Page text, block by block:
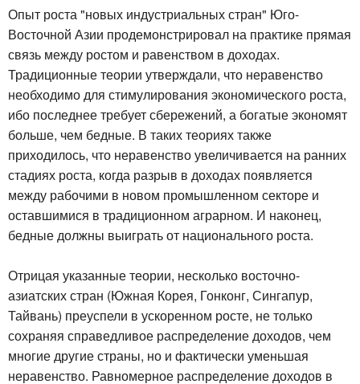
Опыт роста "новых индустриальных стран" Юго-
Восточной Азии продемонстрировал на практике прямая
связь между ростом и равенством в доходах.
Традиционные теории утверждали, что неравенство
необходимо для стимулирования экономического роста,
ибо последнее требует сбережений, а богатые экономят
больше, чем бедные. В таких теориях также
приходилось, что неравенство увеличивается на ранних
стадиях роста, когда разрыв в доходах появляется
между рабочими в новом промышленном секторе и
оставшимися в традиционном аграрном. И наконец,
бедные должны выиграть от национального роста.
Отрицая указанные теории, несколько восточно-
азиатских стран (Южная Корея, Гонконг, Сингапур,
Тайвань) преуспели в ускоренном росте, не только
сохраняя справедливое распределение доходов, чем
многие другие страны, но и фактически уменьшая
неравенство. Равномерное распределение доходов в